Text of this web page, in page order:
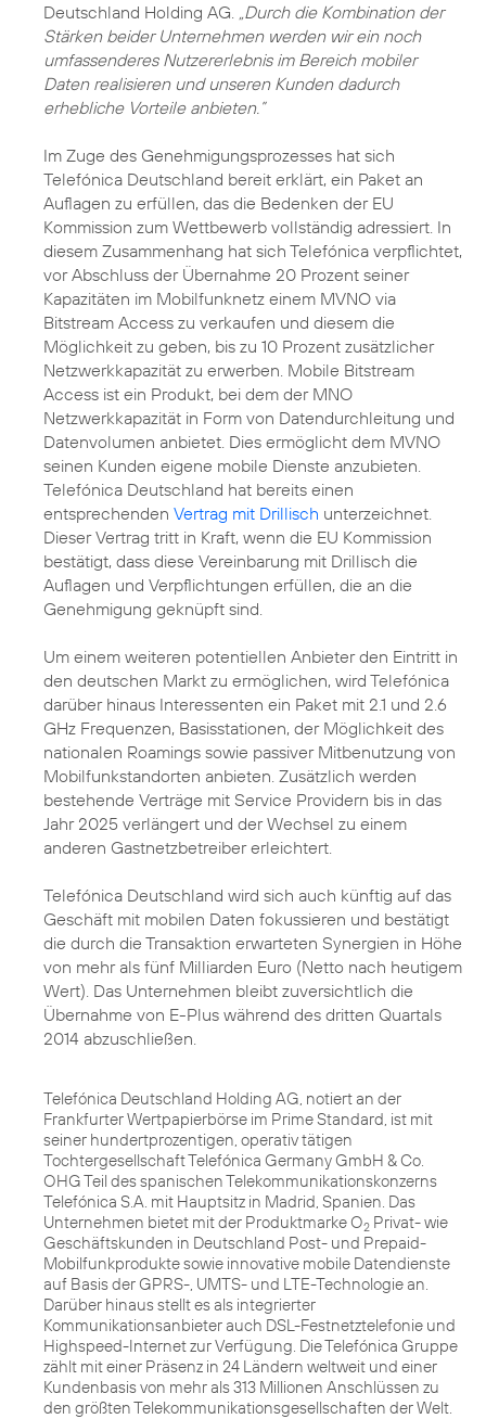
Deutschland Holding AG. „Durch die Kombination der
Stärken beider Unternehmen werden wir ein noch
umfassenderes Nutzererlebnis im Bereich mobiler
Daten realisieren und unseren Kunden dadurch
erhebliche Vorteile anbieten.”
Im Zuge des Genehmigungsprozesses hat sich
Telefónica Deutschland bereit erklärt, ein Paket an
Auflagen zu erfüllen, das die Bedenken der EU
Kommission zum Wettbewerb vollständig adressiert. In
diesem Zusammenhang hat sich Telefónica verpflichtet,
vor Abschluss der Übernahme 20 Prozent seiner
Kapazitäten im Mobilfunknetz einem MVNO via
Bitstream Access zu verkaufen und diesem die
Möglichkeit zu geben, bis zu 10 Prozent zusätzlicher
Netzwerkkapazität zu erwerben. Mobile Bitstream
Access ist ein Produkt, bei dem der MNO
Netzwerkkapazität in Form von Datendurchleitung und
Datenvolumen anbietet. Dies ermöglicht dem MVNO
seinen Kunden eigene mobile Dienste anzubieten.
Telefónica Deutschland hat bereits einen
entsprechenden Vertrag mit Drillisch unterzeichnet.
Dieser Vertrag tritt in Kraft, wenn die EU Kommission
bestätigt, dass diese Vereinbarung mit Drillisch die
Auflagen und Verpflichtungen erfüllen, die an die
Genehmigung geknüpft sind.
Um einem weiteren potentiellen Anbieter den Eintritt in
den deutschen Markt zu ermöglichen, wird Telefónica
darüber hinaus Interessenten ein Paket mit 2.1 und 2.6
GHz Frequenzen, Basisstationen, der Möglichkeit des
nationalen Roamings sowie passiver Mitbenutzung von
Mobilfunkstandorten anbieten. Zusätzlich werden
bestehende Verträge mit Service Providern bis in das
Jahr 2025 verlängert und der Wechsel zu einem
anderen Gastnetzbetreiber erleichtert.
Telefónica Deutschland wird sich auch künftig auf das
Geschäft mit mobilen Daten fokussieren und bestätigt
die durch die Transaktion erwarteten Synergien in Höhe
von mehr als fünf Milliarden Euro (Netto nach heutigem
Wert). Das Unternehmen bleibt zuversichtlich die
Übernahme von E-Plus während des dritten Quartals
2014 abzuschließen.
Telefónica Deutschland Holding AG, notiert an der
Frankfurter Wertpapierbörse im Prime Standard, ist mit
seiner hundertprozentigen, operativ tätigen
Tochtergesellschaft Telefónica Germany GmbH & Co.
OHG Teil des spanischen Telekommunikationskonzerns
Telefónica S.A. mit Hauptsitz in Madrid, Spanien. Das
Unternehmen bietet mit der Produktmarke O2 Privat- wie
Geschäftskunden in Deutschland Post- und Prepaid-
Mobilfunkprodukte sowie innovative mobile Datendienste
auf Basis der GPRS-, UMTS- und LTE-Technologie an.
Darüber hinaus stellt es als integrierter
Kommunikationsanbieter auch DSL-Festnetztelefonie und
Highspeed-Internet zur Verfügung. Die Telefónica Gruppe
zählt mit einer Präsenz in 24 Ländern weltweit und einer
Kundenbasis von mehr als 313 Millionen Anschlüssen zu
den größten Telekommunikationsgesellschaften der Welt.